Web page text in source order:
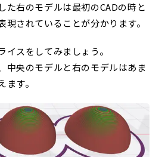
た右のモデルは最初のCADの時と
現されていることが分かります。
スをしてみましょう。
中央のモデルと右のモデルはあま
す。